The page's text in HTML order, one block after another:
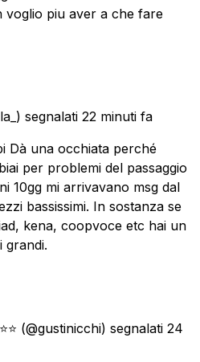
voglio piu aver a che fare
segnalati 22 minuti fa
Dà una occhiata perché
per problemi del passaggio
10gg mi arrivavano msg dal
bassissimi. In sostanza se
kena, coopvoce etc hai un
grandi.
(@gustinicchi) segnalati 24